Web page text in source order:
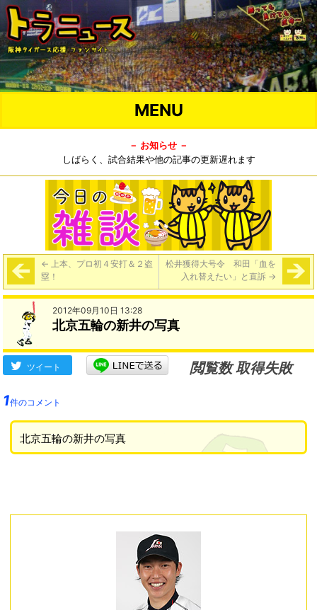
MENU
－ お知らせ －
しばらく、試合結果や他の記事の更新遅れます
← 上本、プロ初４安打＆２盗
塁！
松井獲得大号令 和田「血を
入れ替えたい」と直訴 →
2012年09月10日 13:28
北京五輪の新井の写真
ツイート
閲覧数 取得失敗
1件のコメント
北京五輪の新井の写真